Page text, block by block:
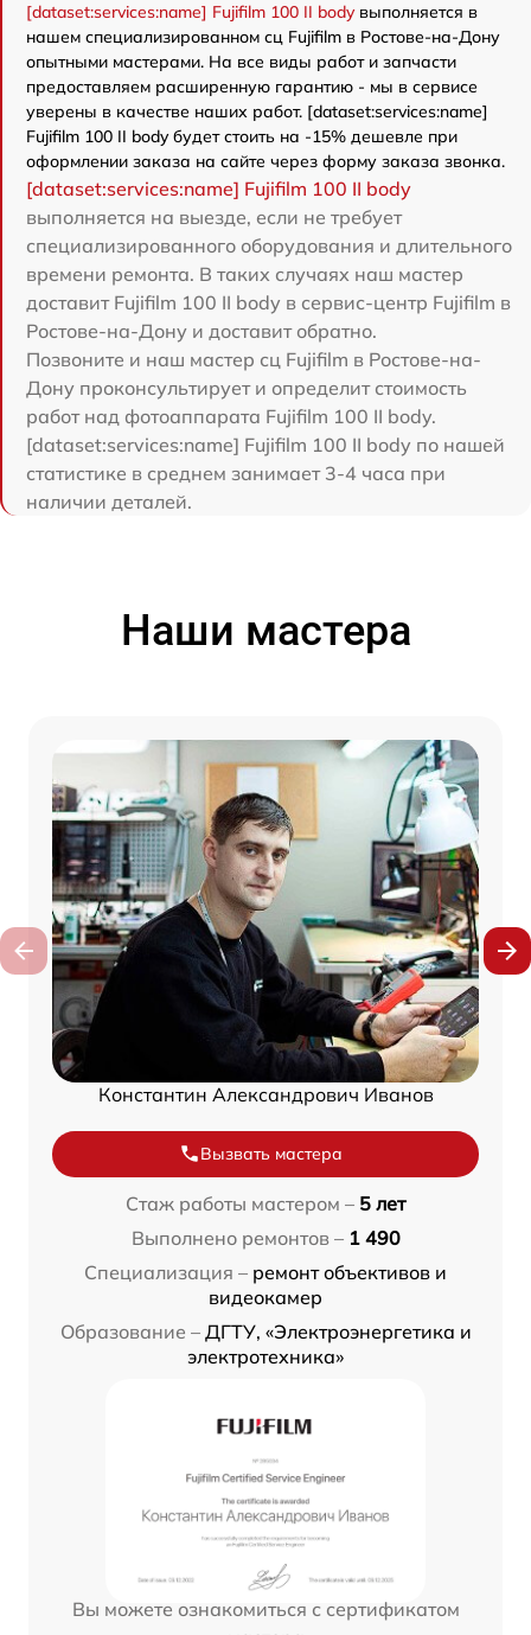
[dataset:services:name] Fujifilm 100 II bodyвыполняется в
нашем специализированном сц Fujifilm в Ростове-на-Дону
опытными мастерами. На все виды работ и запчасти
предоставляем расширенную гарантию - мы в сервисе
уверены в качестве наших работ. [dataset:services:name]
Fujifilm 100 II body будет стоить на -15% дешевле при
оформлении заказа на сайте через форму заказа звонка.
[dataset:services:name] Fujifilm 100 II body
выполняется на выезде, если не требует
специализированного оборудования и длительного
времени ремонта. В таких случаях наш мастер
доставит Fujifilm 100 II body в сервис-центр Fujifilm в
Ростове-на-Дону и доставит обратно.
Позвоните и наш мастер сц Fujifilm в Ростове-на-
Дону проконсультирует и определит стоимость
работ над фотоаппарата Fujifilm 100 II body.
[dataset:services:name] Fujifilm 100 II body по нашей
статистике в среднем занимает 3-4 часа при
наличии деталей.
Наши мастера
Константин Александрович Иванов
Вызвать мастера
Стаж работы мастером – 5 лет
Выполнено ремонтов – 1 490
Специализация – ремонт объективов и
видеокамер
Образование – ДГТУ, «Электроэнергетика и
электротехника»
Вы можете ознакомиться с сертификатом